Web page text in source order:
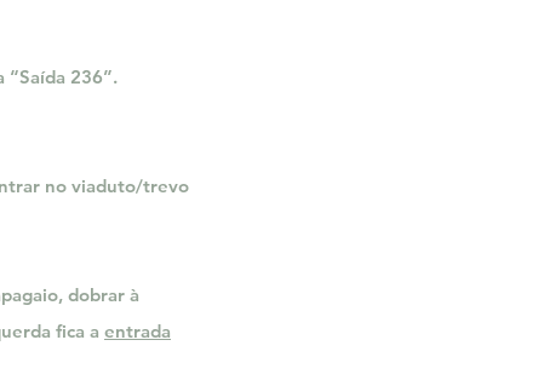
236”.
no viaduto/trevo
dobrar à
fica a entrada